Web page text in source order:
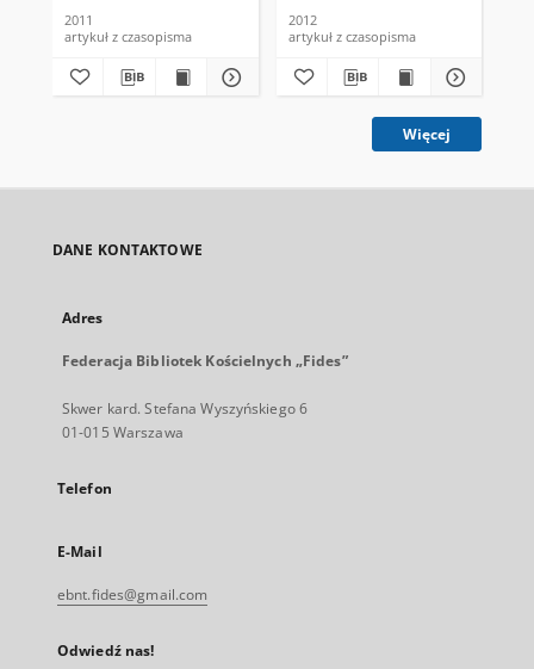
2011
artykuł z czasopisma
2012
artykuł z czasopisma
Więcej
DANE KONTAKTOWE
Adres
Federacja Bibliotek Kościelnych „Fides”
Skwer kard. Stefana Wyszyńskiego 6
01-015 Warszawa
Telefon
E-Mail
ebnt.fides@gmail.com
Odwiedź nas!